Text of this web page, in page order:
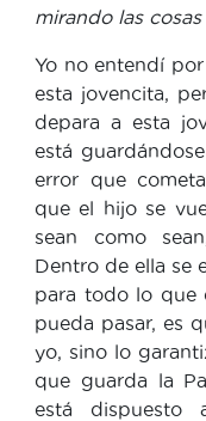
mirando las
Yo no entendí
esta jovencita,
depara a esta
está
error que
que el hijo se
sean como
Dentro de ella se
para todo lo que
pueda pasar, es
yo, sino lo
que guarda la
está dispuesto